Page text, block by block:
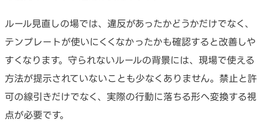
ルール見直しの場では、違反があったかどうかだけでなく、
テンプレートが使いにくくなかったかも確認すると改善しや
すくなります。守られないルールの背景には、現場で使える
方法が提示されていないことも少なくありません。禁止と許
可の線引きだけでなく、実際の行動に落ちる形へ変換する視
点が必要です。